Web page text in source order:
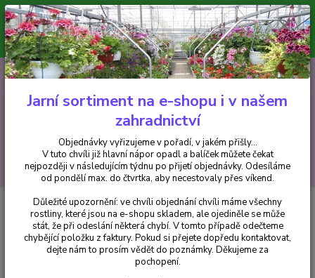
Minimální hodnota pro odeslání z e-shopu je 300 Kč.
V tuto chvíli již hlavní nápor objednávek opadl a balíček můžete čekat
nejpozději v následujícím týdnu po přijetí objednávky. Objednávky
vyřizujeme v pořadí, v jakém přišly...
CZK
Hledat
+420 602 223 614 0ks
za0 Kč
Hosty Bohyška, Hosta Age of Gold 3155
Bohyška, Hosta Age of Gold 3155
Jarní sortiment na e-shopu i v našem
zahradnictví
Objednávky vyřizujeme v pořadí, v jakém přišly...
V tuto chvíli již hlavní nápor opadl a balíček můžete čekat
nejpozději v následujícím týdnu po přijetí objednávky. Odesíláme
od pondělí max. do čtvrtka, aby necestovaly přes víkend.
Důležité upozornění: ve chvíli objednání chvíli máme všechny
rostliny, které jsou na e-shopu skladem, ale ojediněle se může
stát, že při odeslání některá chybí. V tomto případě odečteme
chybějící položku z faktury. Pokud si přejete dopředu kontaktovat,
dejte nám to prosím vědět do poznámky. Děkujeme za
pochopení.